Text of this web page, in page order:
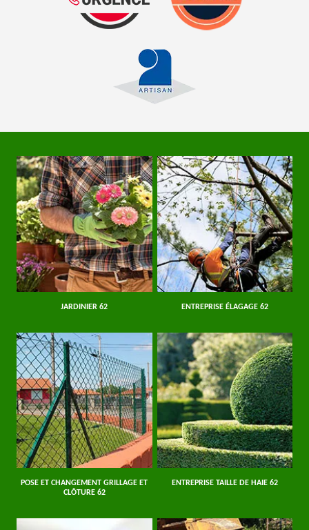
JARDINIER 62 ENTREPRISE ÉLAGAGE 62
POSE ET CHANGEMENT GRILLAGE ET
CLÔTURE 62
ENTREPRISE TAILLE DE HAIE 62